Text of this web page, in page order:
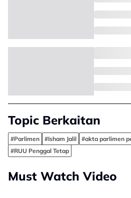
Topic Berkaitan
#Parlimen #Isham Jalil
#akta parlimen
#RUU Penggal Tetap
Must Watch Video